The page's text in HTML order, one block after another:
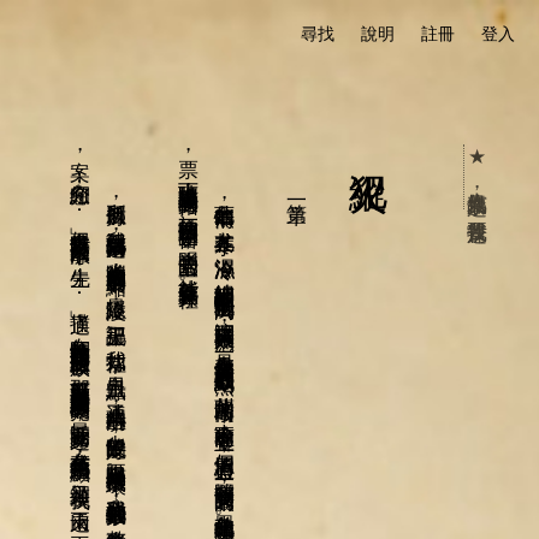
尋找 說明 註冊 登入
★ 人氣作品票選，我要投這篇
就能一鼓作氣直奔家裡。
漠視它。